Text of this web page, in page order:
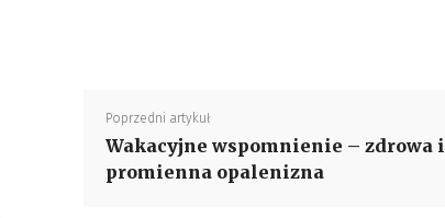
Poprzedni artykuł
Wakacyjne wspomnienie – zdrowa i
promienna opalenizna